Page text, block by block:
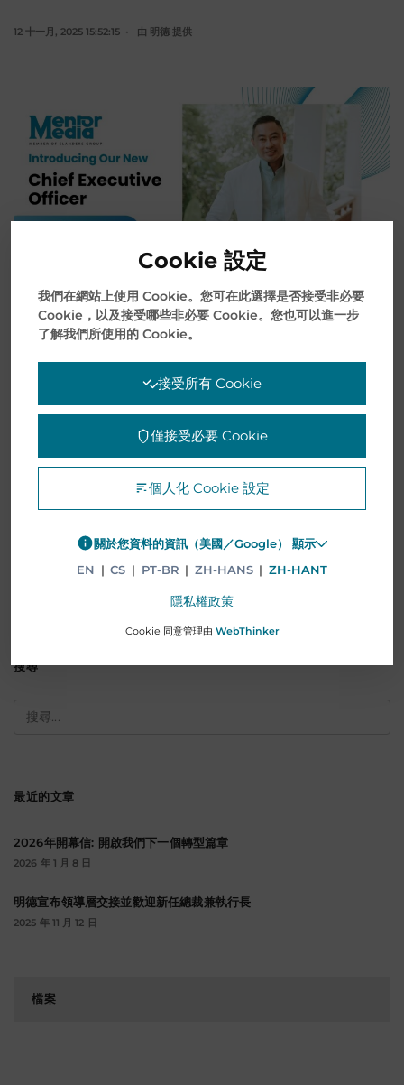
12 十一月, 2025 15:52:15 由 明德 提供
在易蘭德集團 (Elanders Group) 旗下持續強化其戰略性
成長與創新發展的明德 (Mentor Me…
繼續閱讀
搜尋
字:
最近的文章
2026年開幕信: 開啟我們下一個轉型篇章
2026 年 1 月 8 日
明德宣布領導層交接並歡迎新任總裁兼執行長
2025 年 11 月 12 日
Cookie 設定
我們在網站上使用 Cookie。您可在此選擇是否接受非必要
Cookie，以及接受哪些非必要 Cookie。您也可以進一步
了解我們所使用的 Cookie。
接受所有 Cookie
僅接受必要 Cookie
個人化 Cookie 設定
關於您資料的資訊（美國／Google） 顯示
EN | CS | PT-BR | ZH-HANS | ZH-HANT
隱私權政策
Cookie 同意管理由 WebThinker